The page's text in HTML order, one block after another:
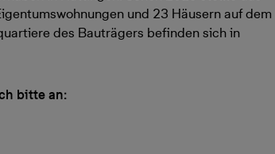
und 23 Häusern auf dem
des Bauträgers befinden sich in
bitte an: